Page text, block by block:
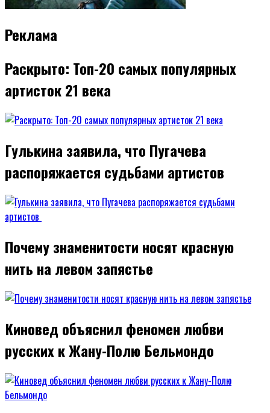
Реклама
Раскрыто: Топ-20 самых популярных
артисток 21 века
Гулькина заявила, что Пугачева
распоряжается судьбами артистов
Почему знаменитости носят красную
нить на левом запястье
Киновед объяснил феномен любви
русских к Жану-Полю Бельмондо